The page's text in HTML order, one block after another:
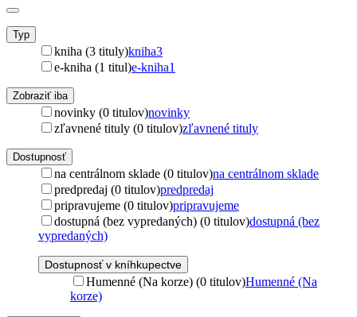
Typ
kniha (3 tituly)kniha3
e-kniha (1 titul)e-kniha1
Zobraziť iba
novinky (0 titulov)novinky
zľavnené tituly (0 titulov)zľavnené tituly
Dostupnosť
na centrálnom sklade (0 titulov)na centrálnom sklade
predpredaj (0 titulov)predpredaj
pripravujeme (0 titulov)pripravujeme
dostupná (bez vypredaných) (0 titulov)dostupná (bez
vypredaných)
Dostupnosť v kníhkupectve
Humenné (Na korze) (0 titulov)Humenné (Na
korze)